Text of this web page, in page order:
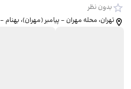
بدون نظر
تهران، محله مهران - پیامبر (مهران)، بهنام -